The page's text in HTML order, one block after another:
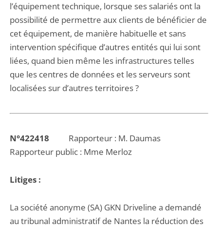
l’équipement technique, lorsque ses salariés ont la
possibilité de permettre aux clients de bénéficier de
cet équipement, de manière habituelle et sans
intervention spécifique d’autres entités qui lui sont
liées, quand bien même les infrastructures telles
que les centres de données et les serveurs sont
localisées sur d’autres territoires ?
N°422418
Rapporteur : M. Daumas
Rapporteur public : Mme Merloz
Litiges :
La société anonyme (SA) GKN Driveline a demandé
au tribunal administratif de Nantes la réduction des